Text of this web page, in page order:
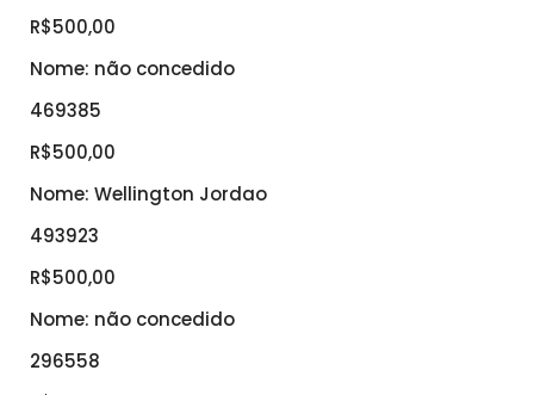
R$500,00
Nome: não concedido
469385
R$500,00
Nome: Wellington Jordao
493923
R$500,00
Nome: não concedido
296558